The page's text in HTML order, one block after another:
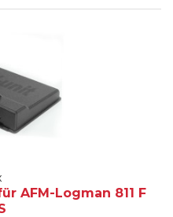
AFM-Logman 811 F